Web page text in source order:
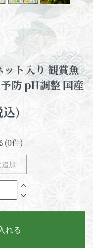
ット入り 観賞魚
防 pH調整 国産
)
(0件)
加
れる